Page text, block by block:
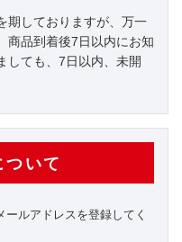
期しておりますが、万一
商品到着後7日以内にお知
しても、7日以内、未開
ついて
ルアドレスを登録してく